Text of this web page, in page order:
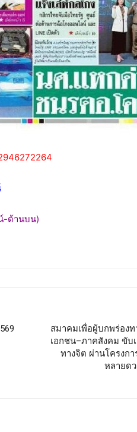
-ด้านบน)
สมาคมเพื่อผู้บกพร่อง
เอกชน–ภาคสังคม ขั
ทางจิต ผ่านโครงกา
หลายด